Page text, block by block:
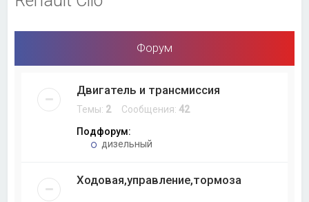
Форум
Двигатель и трансмиссия
Темы: 2Сообщения:42
Подфорум:
дизельный
Ходовая,управление,тормоза